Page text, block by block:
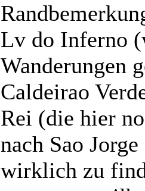
Lv do Inferno
Wanderungen
Caldeirao
Rei (die hier
nach Sao
wirklich zu